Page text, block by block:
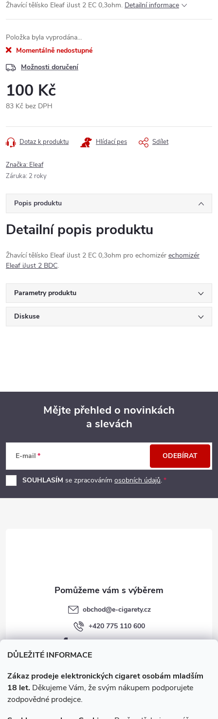
DŮLEŽITÉ INFORMACE
Zákaz prodeje elektronických cigaret osobám mladším
18 let. Děkujeme Vám, že svým nákupem podporujete
zodpovědné prodejce.
Žhavící tělísko Eleaf iJust 2 EC 0,3ohm. Detailní informace
Položka byla vyprodána…
Momentálně nedostupné
Možnosti doručení
100 Kč
83 Kč bez DPH
cena:
Dotaz k produktu Hlídací pes Sdílet
Značka: Eleaf
Záruka: 2 roky
Popis produktu
Detailní popis produktu
Žhavící tělísko Eleaf iJust 2 EC 0,3ohm pro echomizér echomizér
Eleaf iJust 2 BDC.
Parametry produktu
Diskuse
p
a
Mějte přehled o novinkách
a slevách
E-mail
SOUHLASÍM se zpracováním osobních údajů.
ODEBÍRAT
obchod@e-cigarety.cz
+420 775 110 600
facebook.com/e-cigarety.cz